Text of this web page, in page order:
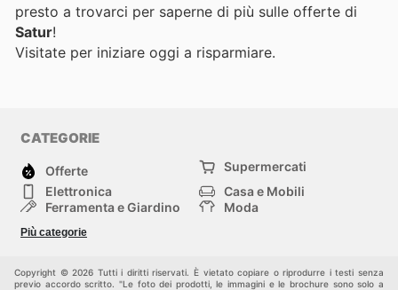
presto a trovarci per saperne di più sulle offerte di
Satur!
Visitate per iniziare oggi a risparmiare.
CATEGORIE
Offerte
Supermercati
Elettronica
Casa e Mobili
Ferramenta e Giardino
Moda
Bambini e Neonati
Più categorie
Copyright © 2026 Tutti i diritti riservati. È vietato copiare o riprodurre i testi senza
previo accordo scritto. "Le foto dei prodotti, le immagini e le brochure sono solo a